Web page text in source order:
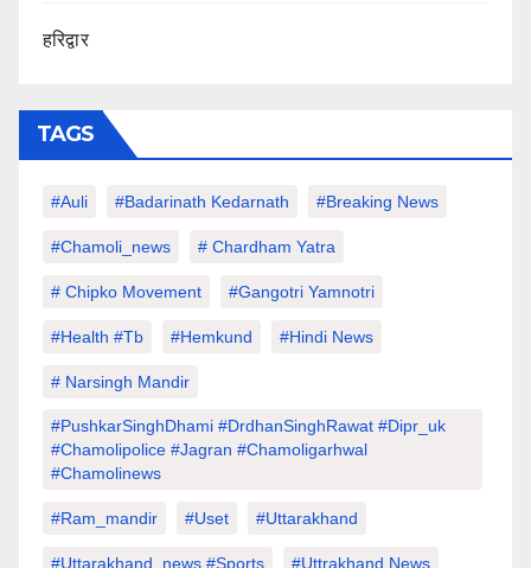
हरिद्वार
TAGS
#auli #Badarinath Kedarnath #Breaking News
#chamoli_news # Chardham Yatra
# Chipko Movement #Gangotri Yamnotri
#Health #tb #hemkund #hindi News
# Narsingh Mandir
#PushkarSinghDhami #drdhanSinghRawat #dipr_uk
#chamolipolice #Jagran #chamoligarhwal
#chamolinews
#Ram_mandir #uset #uttarakhand
#Uttarakhand_news #sports #Uttrakhand News